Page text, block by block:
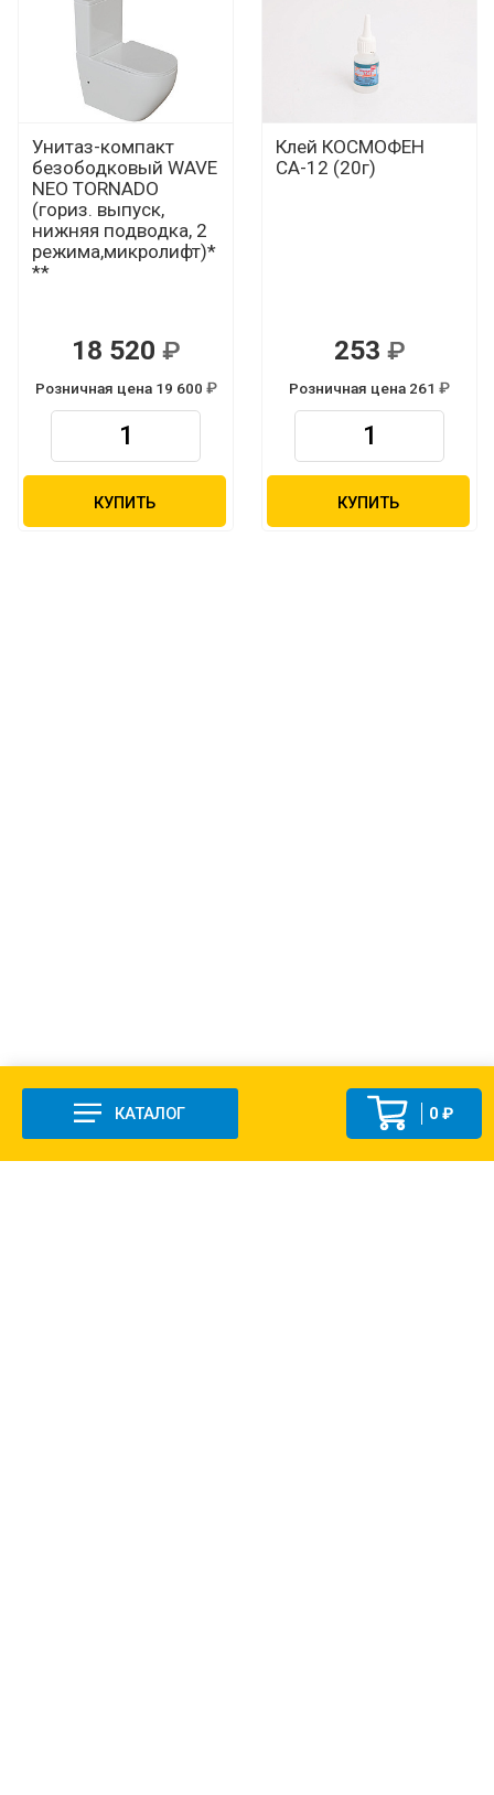
КАТАЛОГ 0 ₽
Унитаз-компакт
безободковый WAVE
NEO TORNADO
(гориз. выпуск,
нижняя подводка, 2
режима,микролифт)*
**
18 520
Розничная цена 19 600
КУПИТЬ
Клей КОСМОФЕН
СА-12 (20г)
253
Розничная цена 261
КУПИТЬ
Р
Р Р